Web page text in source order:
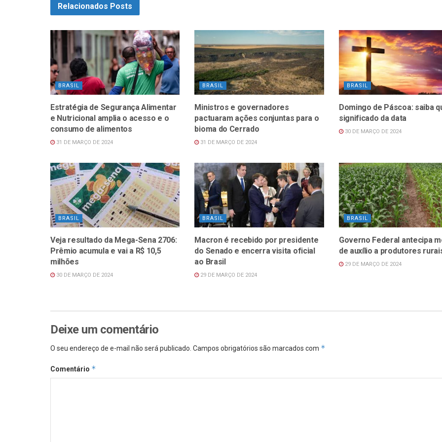
Relacionados Posts
BRASIL
Estratégia de Segurança Alimentar
e Nutricional amplia o acesso e o
consumo de alimentos
31 DE MARÇO DE 2024
BRASIL
Ministros e governadores
pactuaram ações conjuntas para o
bioma do Cerrado
31 DE MARÇO DE 2024
BRASIL
Domingo de Páscoa: saiba
significado da data
30 DE MARÇO DE 2024
BRASIL
Veja resultado da Mega-Sena 2706:
Prêmio acumula e vai a R$ 10,5
milhões
30 DE MARÇO DE 2024
BRASIL
Macron é recebido por presidente
do Senado e encerra visita oficial
ao Brasil
29 DE MARÇO DE 2024
BRASIL
Governo Federal antecipa
de auxílio a produtores
29 DE MARÇO DE 2024
Deixe um comentário
O seu endereço de e-mail não será publicado. Campos obrigatórios são marcados com *
Comentário *